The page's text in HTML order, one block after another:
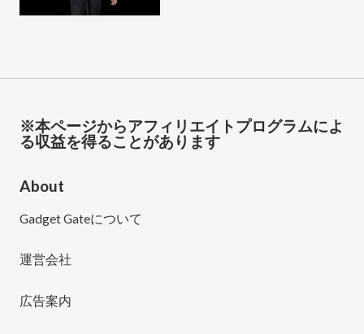
※本ページからアフィリエイトプログラムによ
る収益を得ることがあります
About
Gadget Gateについて
運営会社
広告案内